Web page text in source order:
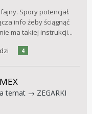
Spory potencjał.
info żeby ściągnąć
ma takiej instrukcji...
4
temat → ZEGARKI